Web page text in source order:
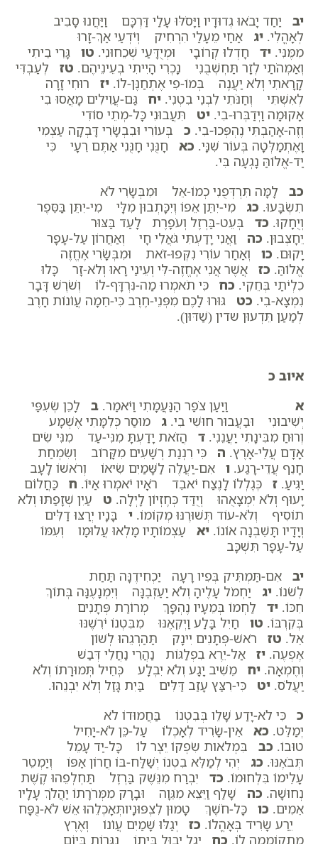
יב יַחַד יָבֹאוּ גְדוּדָיו וַיָּסֹלּוּ עָלַי דַּרְכָּם וַיַּחֲנוּ סָבִיב
לְאָהֳלִי. יג אַחַי מֵעָלַי הִרְחִיק וְיֹדְעַי אַךְ-זָרוּ
מִמֶּנִּי. יד חָדְלוּ קְרוֹבָי וּמְיֻדָּעַי שְׁכֵחוּנִי. טו גָּרֵי בֵיתִי
וְאַמְהֹתַי לְזָר תַּחְשְׁבֻנִי נָכְרִי הָיִיתִי בְעֵינֵיהֶם. טז לְעַבְדִּי
קָרָאתִי וְלֹא יַעֲנֶה בְּמוֹ-פִי אֶתְחַנֶּן-לוֹ. יז רוּחִי זָרָה
לְאִשְׁתִּי וְחַנֹּתִי לִבְנֵי בִטְנִי. יח גַּם-עֲוִילִים מָאֲסוּ בִי
אָקוּמָה וַיְדַבְּרוּ-בִי. יט תִּעֲבוּנִי כָּל-מְתֵי סוֹדִי
וְזֶה-אָהַבְתִּי נֶהְפְּכוּ-בִי. כ בְּעוֹרִי וּבִבְשָׂרִי דָּבְקָה עַצְמִי
וָאֶתְמַלְּטָה בְּעוֹר שִׁנָּי. כא חָנֻּנִי חָנֻּנִי אַתֶּם רֵעָי כִּי
יַד-אֱלוֹהַּ נָגְעָה בִּי.
כב לָמָּה תִּרְדְּפֻנִי כְמוֹ-אֵל וּמִבְּשָׂרִי לֹא
תִשְׂבָּעוּ. כג מִי-יִתֵּן אֵפוֹ וְיִכָּתְבוּן מִלָּי מִי-יִתֵּן בַּסֵּפֶר
וְיֻחָקוּ. כד בְּעֵט-בַּרְזֶל וְעֹפָרֶת לָעַד בַּצּוּר
יֵחָצְבוּן. כה וַאֲנִי יָדַעְתִּי גֹּאֲלִי חָי וְאַחֲרוֹן עַל-עָפָר
יָקוּם. כו וְאַחַר עוֹרִי נִקְּפוּ-זֹאת וּמִבְּשָׂרִי אֶחֱזֶה
אֱלוֹהַּ. כז אֲשֶׁר אֲנִי אֶחֱזֶה-לִּי וְעֵינַי רָאוּ וְלֹא-זָר כָּלוּ
כִלְיֹתַי בְּחֵקִי. כח כִּי תֹאמְרוּ מַה-נִּרְדָּף-לוֹ וְשֹׁרֶשׁ דָּבָר
נִמְצָא-בִי. כט גּוּרוּ לָכֶם מִפְּנֵי-חֶרֶב כִּי-חֵמָה עֲו‍ֹנוֹת חָרֶב
לְמַעַן תֵּדְעוּן שדין (שַׁדּוּן).
איוב כ
א וַיַּעַן צֹפַר הַנַּעֲמָתִי וַיֹּאמַר. ב לָכֵן שְׂעִפַּי
יְשִׁיבוּנִי וּבַעֲבוּר חוּשִׁי בִי. ג מוּסַר כְּלִמָּתִי אֶשְׁמָע
וְרוּחַ מִבִּינָתִי יַעֲנֵנִי. ד הֲזֹאת יָדַעְתָּ מִנִּי-עַד מִנִּי שִׂים
אָדָם עֲלֵי-אָרֶץ. ה כִּי רִנְנַת רְשָׁעִים מִקָּרוֹב וְשִׂמְחַת
חָנֵף עֲדֵי-רָגַע. ו אִם-יַעֲלֶה לַשָּׁמַיִם שִׂיאוֹ וְרֹאשׁוֹ לָעָב
יַגִּיעַ. ז כְּגֶלְלוֹ לָנֶצַח יֹאבֵד רֹאָיו יֹאמְרוּ אַיּוֹ. ח כַּחֲלוֹם
יָעוּף וְלֹא יִמְצָאֻהוּ וְיֻדַּד כְּחֶזְיוֹן לָיְלָה. ט עַיִן שְׁזָפַתּוּ וְלֹא
תוֹסִיף וְלֹא-עוֹד תְּשׁוּרֶנּוּ מְקוֹמוֹ. י בָּנָיו יְרַצּוּ דַלִּים
וְיָדָיו תָּשֵׁבְנָה אוֹנוֹ. יא עַצְמוֹתָיו מָלְאוּ עֲלוּמָו וְעִמּוֹ
עַל-עָפָר תִּשְׁכָּב
יב אִם-תַּמְתִּיק בְּפִיו רָעָה יַכְחִידֶנָּה תַּחַת
לְשֹׁנוֹ. יג יַחְמֹל עָלֶיהָ וְלֹא יַעַזְבֶנָּה וְיִמְנָעֶנָּה בְּתוֹךְ
חִכּוֹ. יד לַחְמוֹ בְּמֵעָיו נֶהְפָּךְ מְרוֹרַת פְּתָנִים
בְּקִרְבּוֹ. טו חַיִל בָּלַע וַיְקִאֶנּוּ מִבִּטְנוֹ יֹרִשֶׁנּוּ
אֵל. טז רֹאשׁ-פְּתָנִים יִינָק תַּהַרְגֵהוּ לְשׁוֹן
אֶפְעֶה. יז אַל-יֵרֶא בִפְלַגּוֹת נַהֲרֵי נַחֲלֵי דְּבַשׁ
וְחֶמְאָה. יח מֵשִׁיב יָגָע וְלֹא יִבְלָע כְּחֵיל תְּמוּרָתוֹ וְלֹא
יַעֲלֹס. יט כִּי-רִצַּץ עָזַב דַּלִּים בַּיִת גָּזַל וְלֹא יִבְנֵהוּ.
כ כִּי לֹא-יָדַע שָׁלֵו בְּבִטְנוֹ בַּחֲמוּדוֹ לֹא
יְמַלֵּט. כא אֵין-שָׂרִיד לְאָכְלוֹ עַל-כֵּן לֹא-יָחִיל
טוּבוֹ. כב בִּמְלֹאות שִׂפְקוֹ יֵצֶר לוֹ כָּל-יַד עָמֵל
תְּבֹאֶנּוּ. כג יְהִי לְמַלֵּא בִטְנוֹ יְשַׁלַּח-בּוֹ חֲרוֹן אַפּוֹ וְיַמְטֵר
עָלֵימוֹ בִּלְחוּמוֹ. כד יִבְרַח מִנֵּשֶׁק בַּרְזֶל תַּחְלְפֵהוּ קֶשֶׁת
נְחוּשָׁה. כה שָׁלַף וַיֵּצֵא מִגֵּוָה וּבָרָק מִמְּרֹרָתוֹ יַהֲלֹךְ עָלָיו
אֵמִים. כו כָּל-חֹשֶׁךְ טָמוּן לִצְפּוּנָיותְּאָכְלֵהוּ אֵשׁ לֹא-נֻפָּח
יֵרַע שָׂרִיד בְּאָהֳלוֹ. כז יְגַלּוּ שָׁמַיִם עֲו‍ֹנוֹ וְאֶרֶץ
מִתְקוֹמָמָה לוֹ. כח יִגֶל יְבוּל בֵּיתוֹ נִגָּרוֹת בְּיוֹם